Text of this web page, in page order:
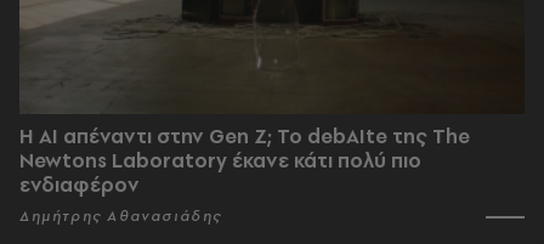
Η AI απέναντι στην Gen Z; Το debAIte της The
Newtons Laboratory έκανε κάτι πολύ πιο
ενδιαφέρον
Δημήτρης Αθανασιάδης